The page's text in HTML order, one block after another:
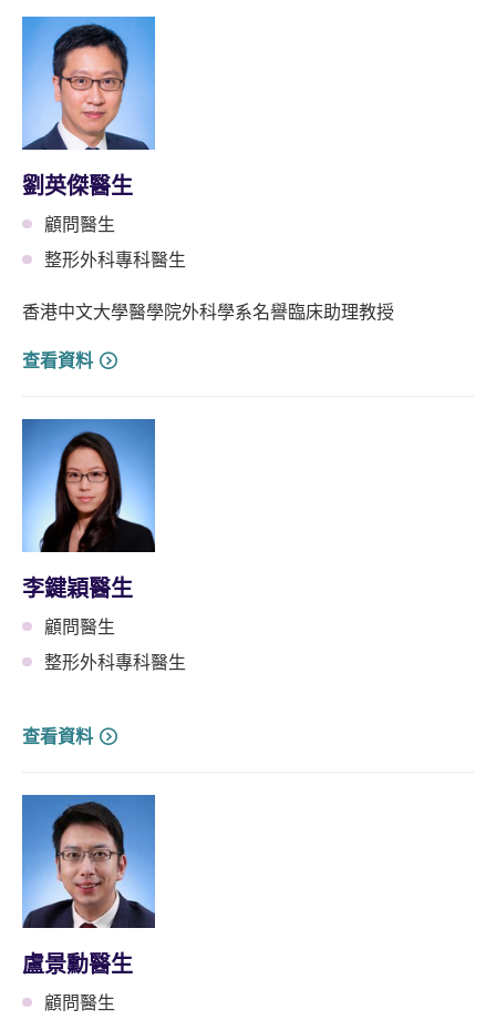
劉英傑醫生
顧問醫生
整形外科專科醫生
香港中文大學醫學院外科學系名譽臨床助理教授
查看資料
李鍵穎醫生
顧問醫生
整形外科專科醫生
查看資料
盧景勳醫生
顧問醫生